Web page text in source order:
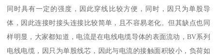
同时具有一定的强度，因此穿线比较方便，同时，因只为单股导
体，因此连接时接头连接比较简单，且不容易老化。但其缺点也同
样明显，大家都知道，电流是在电线电缆导体的表面流动，BV系列
电线电缆，因只为单股线芯，因此与电流的接触面积较小，负荷如